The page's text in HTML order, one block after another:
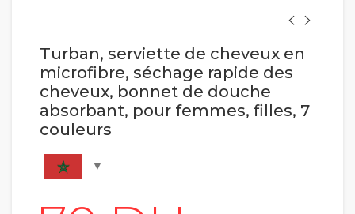
Turban, serviette de cheveux en
microfibre, séchage rapide des
cheveux, bonnet de douche
absorbant, pour femmes, filles, 7
couleurs